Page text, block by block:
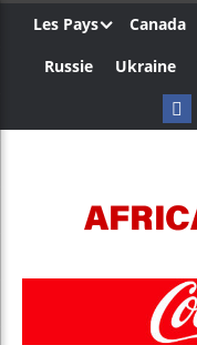
Les Pays Canada
Russie
Ukraine